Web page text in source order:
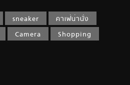
sneaker
คาเฟ่น่านั่ง
Camera Shopping